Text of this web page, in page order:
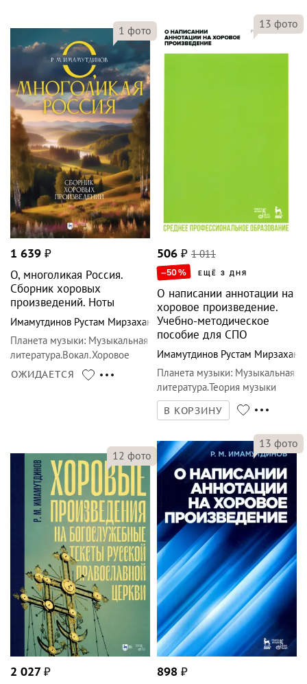
1 фото
1 639 ₽
О, многоликая Россия.
Сборник хоровых
произведений. Ноты
Имамутдинов Рустам Мирзаханович
Планета музыки: Музыкальная
литература.Вокал.Хоровое
искусство
ОЖИДАЕТСЯ
13 фото
506 ₽ 1 011
–50% ЕЩЁ 3 ДНЯ
О написании аннотации на
хоровое произведение.
Учебно-методическое
пособие для СПО
Имамутдинов Рустам
Планета музыки: Музыкальная
литература.Теория музыки
В КОРЗИНУ
12 фото
2 027 ₽
13 фото
898 ₽